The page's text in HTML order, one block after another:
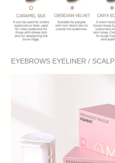
EYEBROWS EYELINER / SCALP